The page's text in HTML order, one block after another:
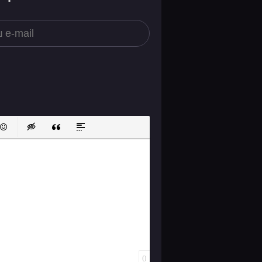
список
ссылкузащищенную ссылку
Вставить смайлик
Вставка скрытого текста
Вставка цитаты
Вставка спойлера
0